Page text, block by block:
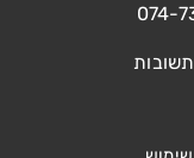
074-